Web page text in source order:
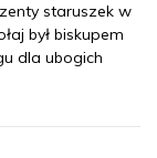
staruszek w
był biskupem
dla ubogich